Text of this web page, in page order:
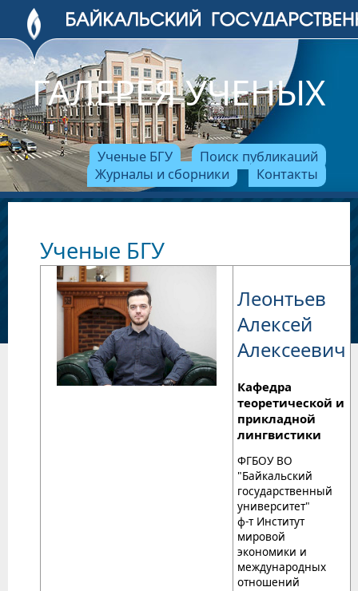
ГАЛЕРЕЯ УЧЕНЫХ
Ученые БГУ
Поиск публикаций
Журналы и сборники
Контакты
Ученые БГУ
Леонтьев
Алексей
Алексеевич
Кафедра
теоретической и
прикладной
лингвистики
ФГБОУ ВО
"Байкальский
государственный
университет"
ф-т Институт
мировой
экономики и
международных
отношений